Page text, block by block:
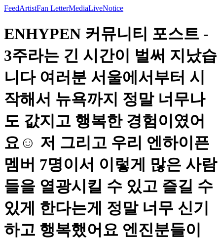
FeedArtistFan LetterMediaLiveNotice
ENHYPEN 커뮤니티 포스트 -
3주라는 긴 시간이 벌써 지났습
니다 여러분 서울에서부터 시
작해서 뉴욕까지 정말 너무나
도 값지고 행복한 경험이였어
요☺️ 저 그리고 우리 엔하이픈
멤버 7명이서 이렇게 많은 사람
들을 열광시킬 수 있고 즐길 수
있게 한다는게 정말 너무 신기
하고 행복했어요 엔진분들이